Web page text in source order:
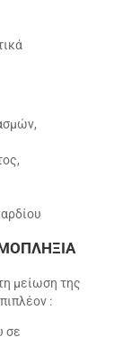
μείωση της
:
σε